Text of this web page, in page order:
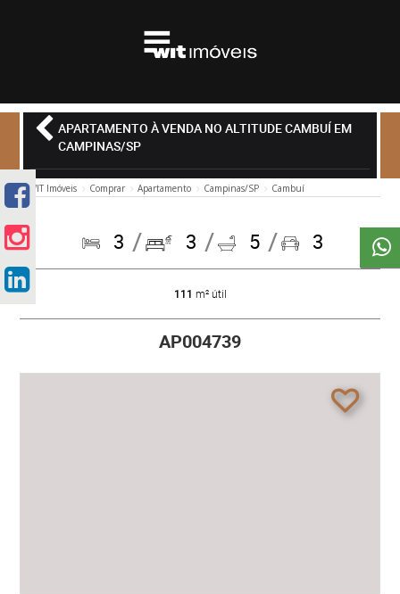
APARTAMENTO À VENDA NO ALTITUDE CAMBUÍ EM
CAMPINAS/SP
WIT Imóveis Comprar Apartamento Campinas/SP Cambuí
3 3 5 3
111 m² útil
AP004739